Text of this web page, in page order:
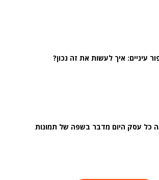
עיניים: איך לעשות את זה נכון?
כל עסק היום מדבר בשפה של תמונות